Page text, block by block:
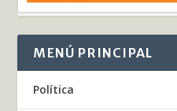
MENÚ PRINCIPAL
Política